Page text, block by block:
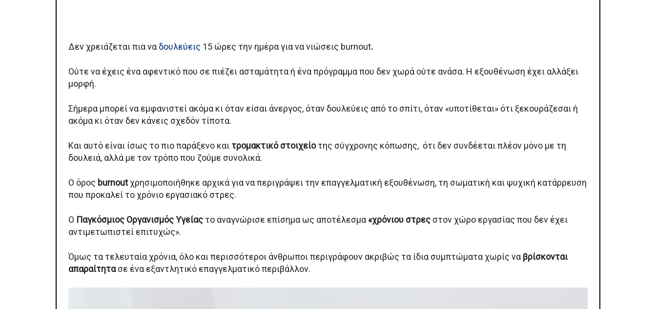
Δεν χρειάζεται πια να δουλεύεις 15 ώρες την ημέρα για να νιώσεις burnout.
Ούτε να έχεις ένα αφεντικό που σε πιέζει ασταμάτητα ή ένα πρόγραμμα που δεν χωρά ούτε ανάσα. Η εξουθένωση έχει αλλάξει
μορφή.
Σήμερα μπορεί να εμφανιστεί ακόμα κι όταν είσαι άνεργος, όταν δουλεύεις από το σπίτι, όταν «υποτίθεται» ότι ξεκουράζεσαι ή
ακόμα κι όταν δεν κάνεις σχεδόν τίποτα.
Και αυτό είναι ίσως το πιο παράξενο και τρομακτικό στοιχείοτης σύγχρονης κόπωσης, ότι δεν συνδέεται πλέον μόνο με τη
δουλειά, αλλά με τον τρόπο που ζούμε συνολικά.
Ο όρος burnoutχρησιμοποιήθηκε αρχικά για να περιγράψει την επαγγελματική εξουθένωση, τη σωματική και ψυχική κατάρρευση
που προκαλεί το χρόνιο εργασιακό στρες.
Ο Παγκόσμιος Οργανισμός Υγείας το αναγνώρισε επίσημα ως αποτέλεσμα«χρόνιου στρες στον χώρο εργασίας που δεν έχει
αντιμετωπιστεί επιτυχώς».
Όμως τα τελευταία χρόνια, όλο και περισσότεροι άνθρωποι περιγράφουν ακριβώς τα ίδια συμπτώματα χωρίς να βρίσκονται
απαραίτητασε ένα εξαντλητικό επαγγελματικό περιβάλλον.